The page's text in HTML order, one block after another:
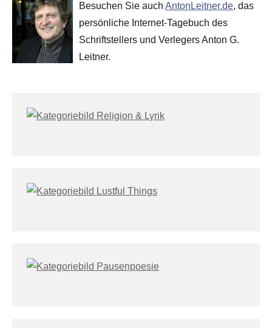
Besuchen Sie auch AntonLeitner.de, das
persönliche Internet-Tagebuch des
Schriftstellers und Verlegers Anton G.
Leitner.